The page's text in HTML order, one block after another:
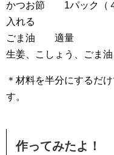
かつお節 1パック（４
入れる
ごま油 適量
生姜、こしょう、ごま
＊材料を半分にするだ
す。
作ってみたよ！